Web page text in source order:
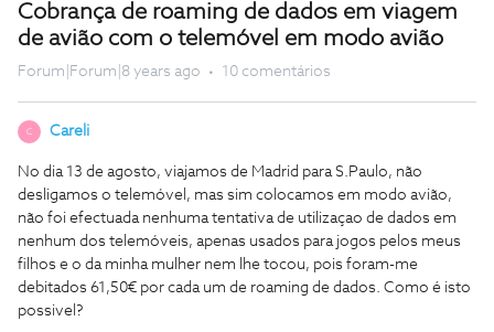
Cobrança de roaming de dados em viagem
de avião com o telemóvel em modo avião
Forum|Forum|8 years ago 10 comentários
C Careli
No dia 13 de agosto, viajamos de Madrid para S.Paulo, não
desligamos o telemóvel, mas sim colocamos em modo avião,
não foi efectuada nenhuma tentativa de utilizaçao de dados em
nenhum dos telemóveis, apenas usados para jogos pelos meus
filhos e o da minha mulher nem lhe tocou, pois foram-me
debitados 61,50€ por cada um de roaming de dados. Como é isto
possivel?